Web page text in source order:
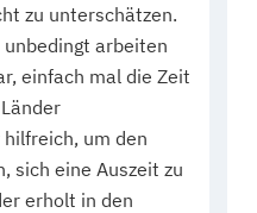
zu unterschätzen.
arbeiten
einfach mal die Zeit
um den
sich eine Auszeit zu
erholt in den